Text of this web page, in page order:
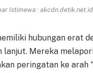
Istimewa : akcdn.detik.net.id
hubungan erat
lanjut. Mereka
peringatan ke